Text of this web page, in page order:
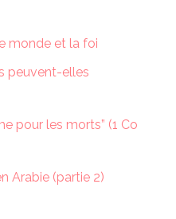
monde et la foi
peuvent-elles
pour les morts” (1 Co
Arabie (partie 2)